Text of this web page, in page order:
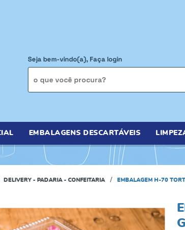
Seja bem-vindo(a), Faça login
EMBALAGENS DESCARTÁVEIS
DELIVERY - PADARIA - CONFEITARIA EMBALAGEM H-70